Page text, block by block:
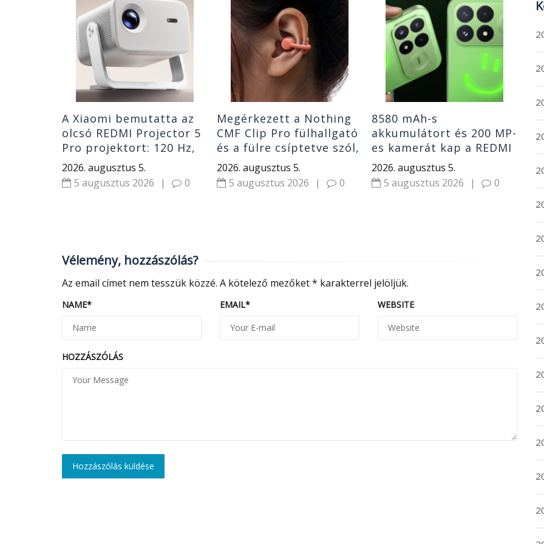
A Xiaomi bemutatta az
olcsó REDMI Projector 5
Pro projektort: 120 Hz,
1000 CVIA lumen és
Dolby Audio
2026. augusztus 5.
5 augusztus 2026
| 0
Megérkezett a Nothing
CMF Clip Pro fülhallgató
és a fülre csíptetve szól,
nem zárja ki a külvilágot
2026. augusztus 5.
5 augusztus 2026
| 0
8580 mAh-s
akkumulátort és 200 MP-
es kamerát kap a REDMI
K100 Pro
2026. augusztus 5.
5 augusztus 2026
| 0
a
Vélemény, hozzászólás?
Az email címet nem tesszük közzé. A kötelező mezőket* karakterrel jelöljük.
NAME* EMAIL* WEBSITE
HOZZÁSZÓLÁS